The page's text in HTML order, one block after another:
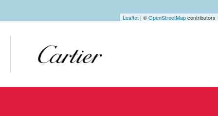
Leaflet | ©OpenStreetMapcontributors